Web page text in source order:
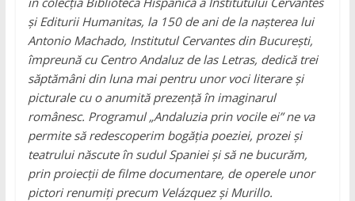
și Editurii Humanitas, la 150 de ani de la nașterea lui
Antonio Machado, Institutul Cervantes din București,
împreună cu Centro Andaluz de las Letras, dedică trei
săptămâni din luna mai pentru unor voci literare și
picturale cu o anumită prezență în imaginarul
românesc. Programul „Andaluzia prin vocile ei” ne va
permite să redescoperim bogăția poeziei, prozei și
teatrului născute în sudul Spaniei și să ne bucurăm,
prin proiecții de filme documentare, de operele unor
pictori renumiți precum Velázquez și Murillo.